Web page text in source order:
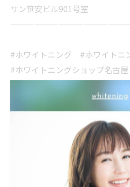
サン笹安ビル901号室
#ホワイトニング #ホワイトニ
#ホワイトニングショップ名古屋
#名古屋ホワイトニング
#whiteningshop名古屋 #美容
#名古屋 #名古屋駅 #美意識
#ホワイトニング専門店 #オー
#歯科医師提携 #安心安全 #
#イメチェン #印象UP #美男 #